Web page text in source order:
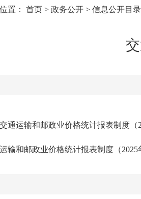
置： 首页 > 政务公开 > 信息公开目录
交通运输和邮政业价格统计报表制度（
输和邮政业价格统计报表制度（